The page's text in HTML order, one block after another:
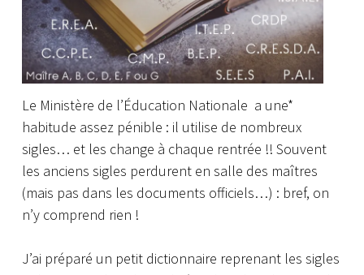
Le Ministère de l’Éducation Nationale a une*
habitude assez pénible : il utilise de nombreux
sigles… et les change à chaque rentrée !! Souvent
les anciens sigles perdurent en salle des maîtres
(mais pas dans les documents officiels…) : bref, on
n’y comprend rien !
J’ai préparé un petit dictionnaire reprenant les sigles